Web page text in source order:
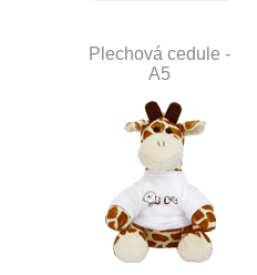
Plechová cedule -
A5